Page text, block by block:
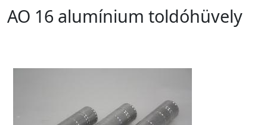
AO 16 alumínium toldóhüvely